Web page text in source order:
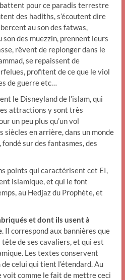
pour ce paradis terrestre
des hadiths, s’écoutent dire
au son des fatwas,
des muezzin, prennent leurs
rêvent de replonger dans le
se repaissent de
profitent de ce que le viol
de guerre etc…
le Disneyland de l’islam, qui
attractions y sont très
un peu plus qu’un vol
en arrière, dans un monde
sur des fantasmes, des
points qui caractérisent cet EI,
islamique, et qui le font
au Hedjaz du Prophète, et
et dont ils usent à
. Il correspond aux bannières que
de ses cavaliers, et qui est
Les textes conservent
celui qui tient l’étendard. Au
voit comme le fait de mettre ceci